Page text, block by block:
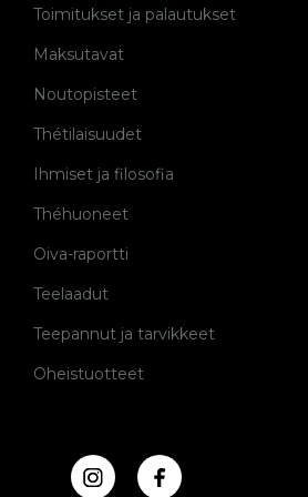
Toimitukset ja palautukset
Maksutavat
Noutopisteet
Thétilaisuudet
Ihmiset ja filosofia
Théhuoneet
Oiva-raportti
Teelaadut
Teepannut ja tarvikkeet
Oheistuotteet